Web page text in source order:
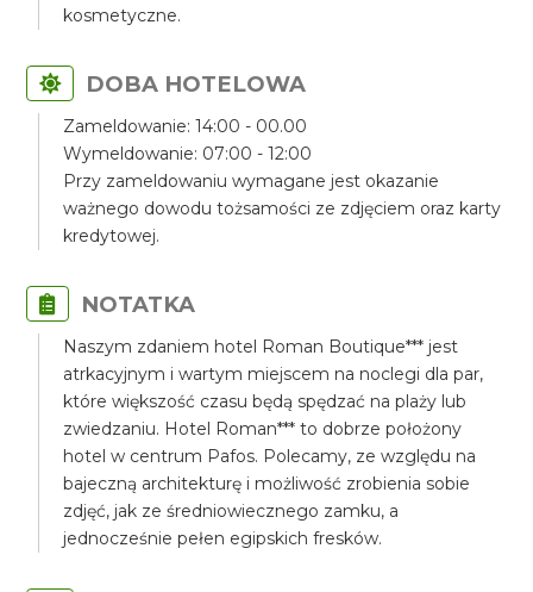
kosmetyczne.
DOBA HOTELOWA
Zameldowanie: 14:00 - 00.00
Wymeldowanie: 07:00 - 12:00
Przy zameldowaniu wymagane jest okazanie
ważnego dowodu tożsamości ze zdjęciem oraz karty
kredytowej.
NOTATKA
Naszym zdaniem hotel Roman Boutique*** jest
atrkacyjnym i wartym miejscem na noclegi dla par,
które większość czasu będą spędzać na plaży lub
zwiedzaniu. Hotel Roman*** to dobrze położony
hotel w centrum Pafos. Polecamy, ze względu na
bajeczną architekturę i możliwość zrobienia sobie
zdjęć, jak ze średniowiecznego zamku, a
jednocześnie pełen egipskich fresków.